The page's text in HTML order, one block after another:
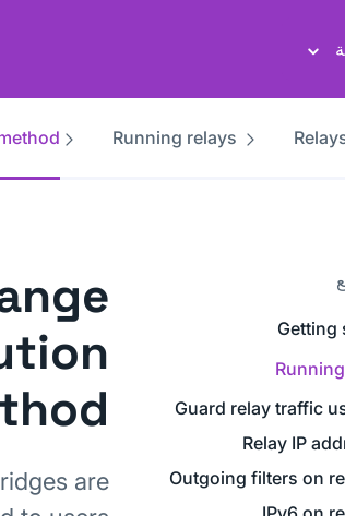
Running relays
Getting
Guard relay traffic
Relay IP
Outgoing filters on
are